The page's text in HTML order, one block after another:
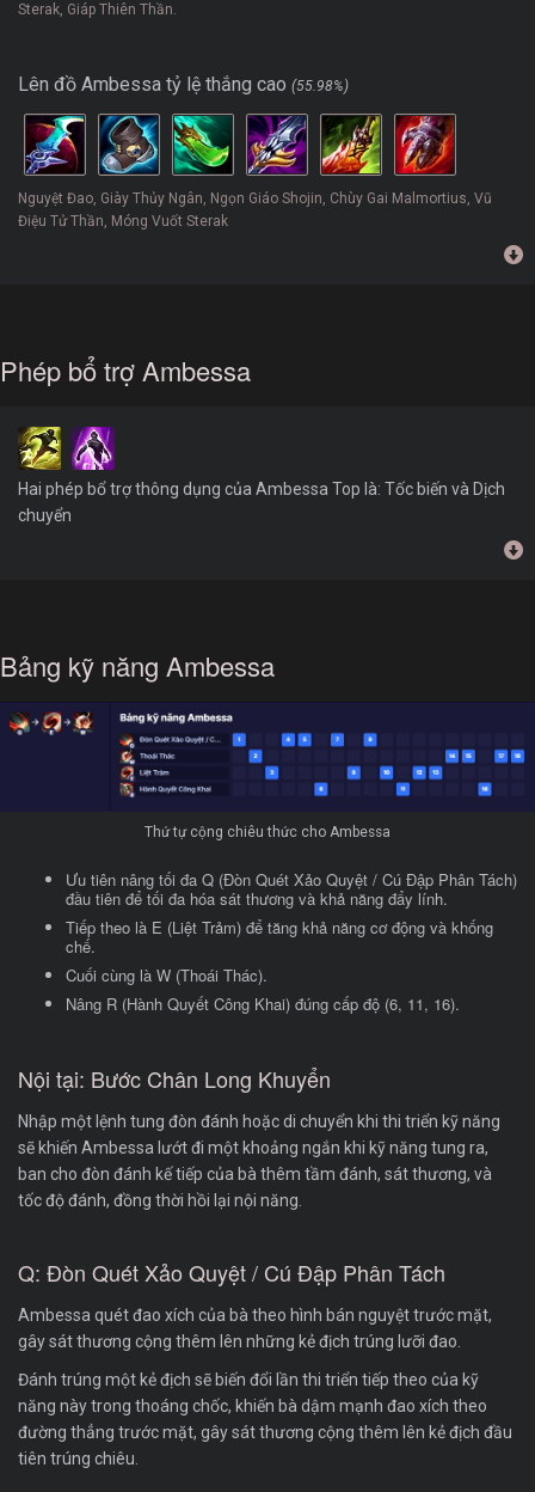
Sterak, Giáp Thiên Thần.
Lên đồ Ambessa tỷ lệ thắng cao (55.98%)
Nguyệt Đao, Giày Thủy Ngân, Ngọn Giáo Shojin, Chùy Gai Malmortius, Vũ
Điệu Tử Thần, Móng Vuốt Sterak
Phép bổ trợ Ambessa
Hai phép bổ trợ thông dụng của Ambessa Top là: Tốc biến và Dịch
chuyển
Bảng kỹ năng Ambessa
Thứ tự cộng chiêu thức cho Ambessa
Ưu tiên nâng tối đa Q (Đòn Quét Xảo Quyệt / Cú Đập Phân Tách)
đầu tiên để tối đa hóa sát thương và khả năng đẩy lính.
Tiếp theo là E (Liệt Trảm) để tăng khả năng cơ động và khống
chế.
Cuối cùng là W (Thoái Thác).
Nâng R (Hành Quyết Công Khai) đúng cấp độ (6, 11, 16).
Nội tại: Bước Chân Long Khuyển
Nhập một lệnh tung đòn đánh hoặc di chuyển khi thi triển kỹ năng
sẽ khiến Ambessa lướt đi một khoảng ngắn khi kỹ năng tung ra,
ban cho đòn đánh kế tiếp của bà thêm tầm đánh, sát thương, và
tốc độ đánh, đồng thời hồi lại nội năng.
Q: Đòn Quét Xảo Quyệt / Cú Đập Phân Tách
Ambessa quét đao xích của bà theo hình bán nguyệt trước mặt,
gây sát thương cộng thêm lên những kẻ địch trúng lưỡi đao.
Đánh trúng một kẻ địch sẽ biến đổi lần thi triển tiếp theo của kỹ
năng này trong thoáng chốc, khiến bà dậm mạnh đao xích theo
đường thẳng trước mặt, gây sát thương cộng thêm lên kẻ địch đầu
tiên trúng chiêu.